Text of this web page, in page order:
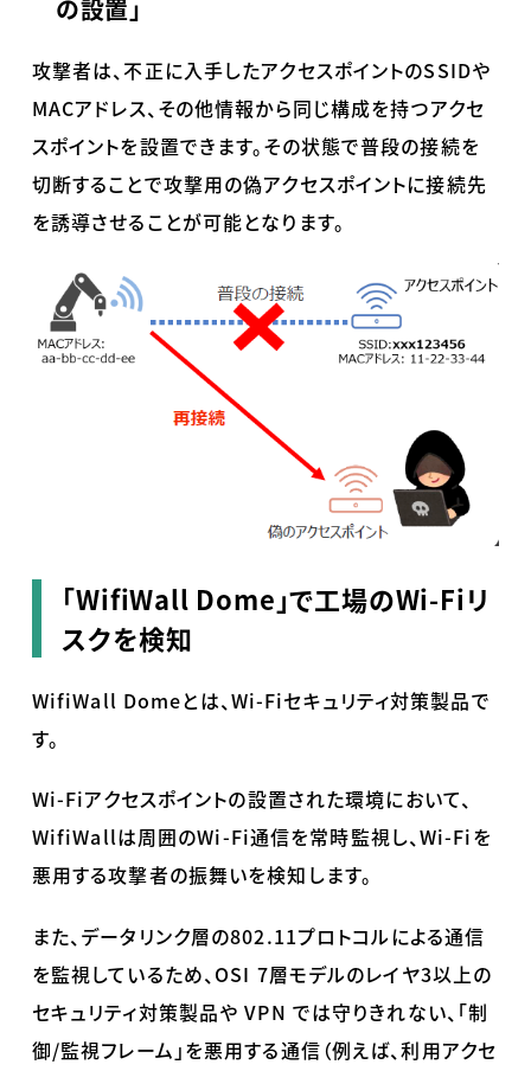
の設置」
攻撃者は、不正に入手したアクセスポイントのSSIDや
MACアドレス、その他情報から同じ構成を持つアクセ
スポイントを設置できます。その状態で普段の接続を
切断することで攻撃用の偽アクセスポイントに接続先
を誘導させることが可能となります。
「WifiWall Dome」で工場のWi-Fiリ
スクを検知
WifiWall Domeとは、Wi-Fiセキュリティ対策製品で
す。
Wi-Fiアクセスポイントの設置された環境において、
WifiWallは周囲のWi-Fi通信を常時監視し、Wi-Fiを
悪用する攻撃者の振舞いを検知します。
また、データリンク層の802.11プロトコルによる通信
を監視しているため、OSI 7層モデルのレイヤ3以上の
セキュリティ対策製品や VPN では守りきれない、「制
御/監視フレーム」を悪用する通信（例えば、利用アクセ